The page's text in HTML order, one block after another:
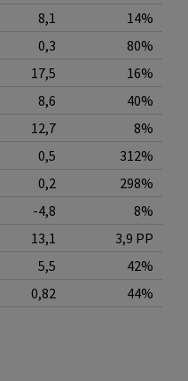
8,1
14%
0,3
80%
17,5
16%
8,6
40%
12,7
8%
0,5
312%
0,2
298%
-4,8
8%
13,1
3,9 PP
5,5
42%
0,82 44%